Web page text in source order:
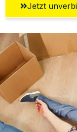
Jetzt